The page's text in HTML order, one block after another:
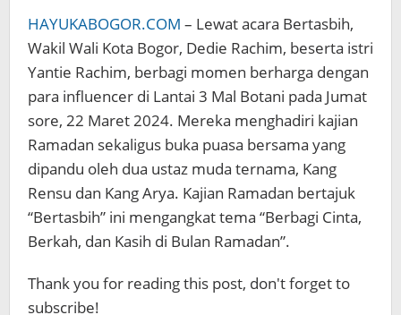
HAYUKABOGOR.COM – Lewat acara Bertasbih,
Wakil Wali Kota Bogor, Dedie Rachim, beserta istri
Yantie Rachim, berbagi momen berharga dengan
para influencer di Lantai 3 Mal Botani pada Jumat
sore, 22 Maret 2024. Mereka menghadiri kajian
Ramadan sekaligus buka puasa bersama yang
dipandu oleh dua ustaz muda ternama, Kang
Rensu dan Kang Arya. Kajian Ramadan bertajuk
“Bertasbih” ini mengangkat tema “Berbagi Cinta,
Berkah, dan Kasih di Bulan Ramadan”.
Thank you for reading this post, don't forget to
subscribe!